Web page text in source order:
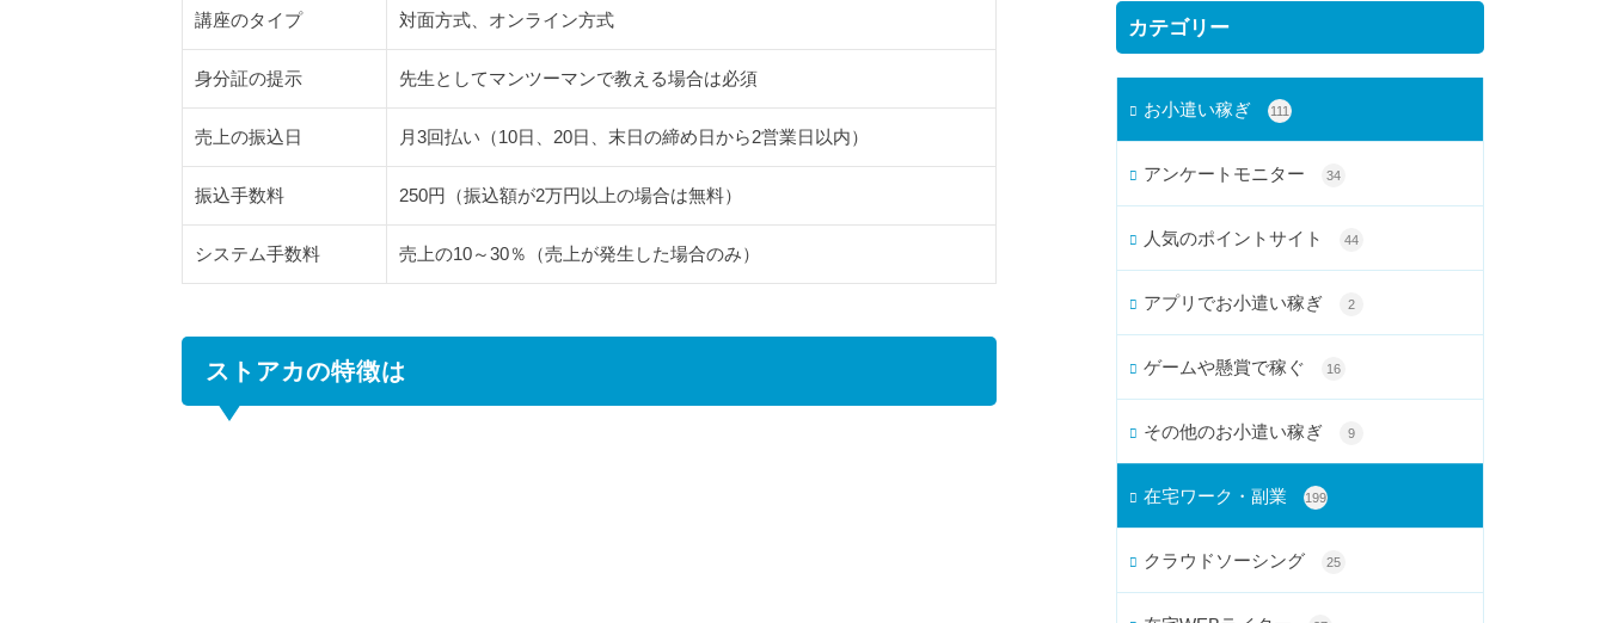
3.1
とし
用す
る場
合の
手数
料
額に
よる
手数
講座のタイプ 対面方式、オンライン方式
身分証の提示 先生としてマンツーマンで教える場合は必須
売上の振込日 月3回払い（10日、20日、末日の締め日から2営業日以内）
振込手数料 250円（振込額が2万円以上の場合は無料）
システム手数料 売上の10～30％（売上が発生した場合のみ）
ストアカの特徴は
カテゴリー
お小遣い稼ぎ 111
アンケートモニター 34
人気のポイントサイト 44
アプリでお小遣い稼ぎ 2
ゲームや懸賞で稼ぐ 16
その他のお小遣い稼ぎ 9
在宅ワーク・副業 199
クラウドソーシング 25